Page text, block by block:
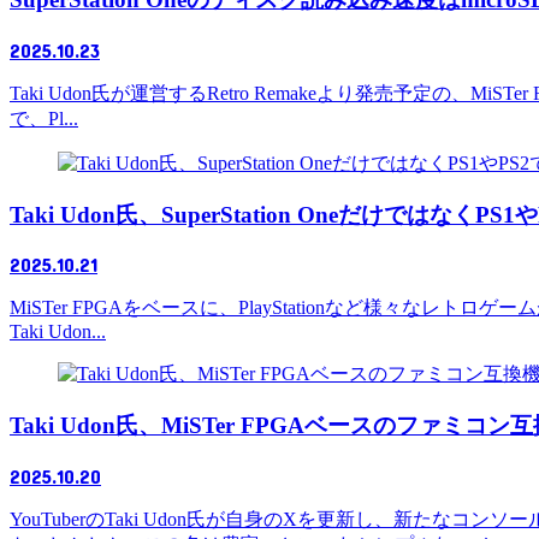
2025.10.23
Taki Udon氏が運営するRetro Remakeより発売予定の、
で、Pl...
Taki Udon氏、SuperStation OneだけではなくPS1
2025.10.21
MiSTer FPGAをベースに、PlayStationなど様々なレトロゲー
Taki Udon...
Taki Udon氏、MiSTer FPGAベースのファミコン
2025.10.20
YouTuberのTaki Udon氏が自身のXを更新し、新たなコンソ